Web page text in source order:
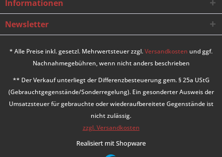
Informationen
Newsletter
* Alle Preise inkl. gesetzl. Mehrwertsteuer zzgl.Versandkosten und ggf.
Nachnahmegebühren, wenn nicht anders beschrieben
** Der Verkauf unterliegt der Differenzbesteuerung gem. § 25a UStG
(Gebrauchtgegenstände/Sonderregelung). Ein gesonderter Ausweis der
Umsatzsteuer für gebrauchte oder wiederaufbereitete Gegenstände ist
nicht zulässig.
zzgl. Versandkosten
Realisiert mit Shopware